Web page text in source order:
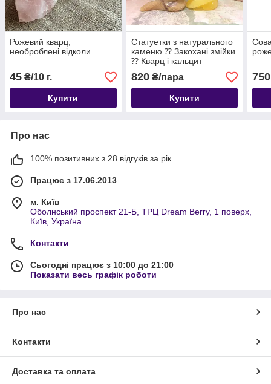
Рожевий кварц,
необроблені відколи
45 ₴/10 г.
Купити
Статуетки з натурального
каменю ⁇ Закохані змійки
⁇ Кварц і кальцит
820₴/пара
Купити
750
Про нас
100% позитивних з 28 відгуків за рік
Працює з 17.06.2013
м. Київ
Оболнський проспект 21-Б, ТРЦ Dream Berry, 1 поверх,
Київ, Україна
Контакти
Сьогодні працює з 10:00 до 21:00
Показати весь графік роботи
Про нас
Контакти
Доставка та оплата